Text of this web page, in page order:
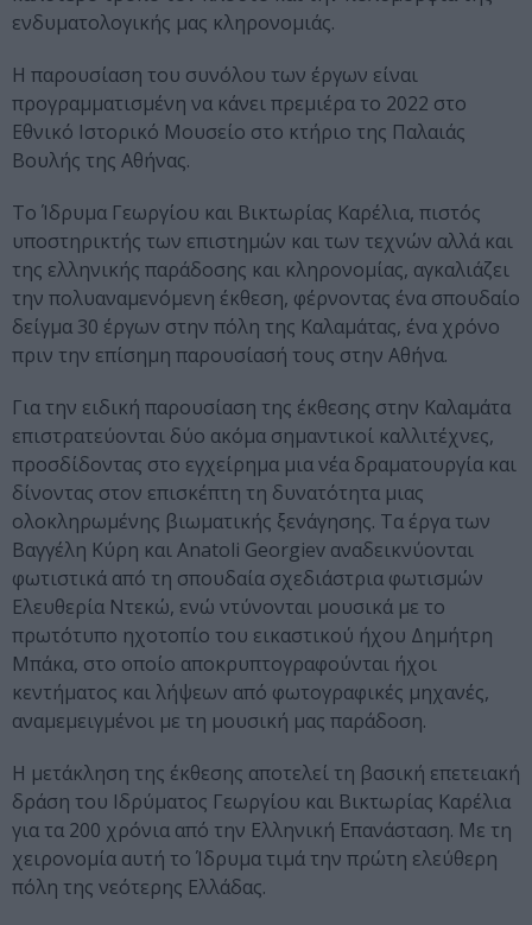
ενδυματολογικής μας κληρονομιάς.
Η παρουσίαση του συνόλου των έργων είναι
προγραμματισμένη να κάνει πρεμιέρα το 2022 στο
Εθνικό Ιστορικό Μουσείο στο κτήριο της Παλαιάς
Βουλής της Αθήνας.
Το Ίδρυμα Γεωργίου και Βικτωρίας Καρέλια, πιστός
υποστηρικτής των επιστημών και των τεχνών αλλά και
της ελληνικής παράδοσης και κληρονομίας, αγκαλιάζει
την πολυαναμενόμενη έκθεση, φέρνοντας ένα σπουδαίο
δείγμα 30 έργων στην πόλη της Καλαμάτας, ένα χρόνο
πριν την επίσημη παρουσίασή τους στην Αθήνα.
Για την ειδική παρουσίαση της έκθεσης στην Καλαμάτα
επιστρατεύονται δύο ακόμα σημαντικοί καλλιτέχνες,
προσδίδοντας στο εγχείρημα μια νέα δραματουργία και
δίνοντας στον επισκέπτη τη δυνατότητα μιας
ολοκληρωμένης βιωματικής ξενάγησης. Τα έργα των
Βαγγέλη Κύρη και Anatoli Georgiev αναδεικνύονται
φωτιστικά από τη σπουδαία σχεδιάστρια φωτισμών
Ελευθερία Ντεκώ, ενώ ντύνονται μουσικά με το
πρωτότυπο ηχοτοπίο του εικαστικού ήχου Δημήτρη
Μπάκα, στο οποίο αποκρυπτογραφούνται ήχοι
κεντήματος και λήψεων από φωτογραφικές μηχανές,
αναμεμειγμένοι με τη μουσική μας παράδοση.
Η μετάκληση της έκθεσης αποτελεί τη βασική επετειακή
δράση του Ιδρύματος Γεωργίου και Βικτωρίας Καρέλια
για τα 200 χρόνια από την Ελληνική Επανάσταση. Με τη
χειρονομία αυτή το Ίδρυμα τιμά την πρώτη ελεύθερη
πόλη της νεότερης Ελλάδας.